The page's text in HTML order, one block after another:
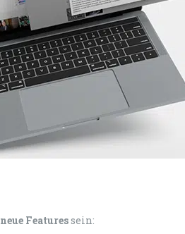
neue Featuressein: